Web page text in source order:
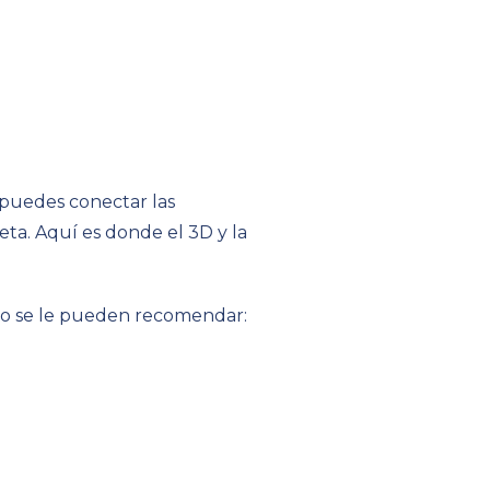
conectar las
Aquí es donde el 3D y la
se le pueden recomendar: